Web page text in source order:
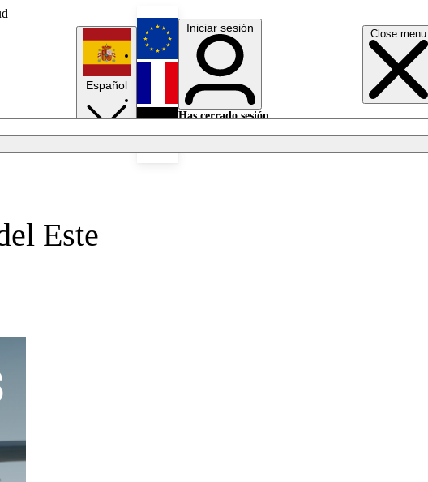
Close menu
Español
English
Français
Iniciar sesión
Has cerrado sesión.
Este